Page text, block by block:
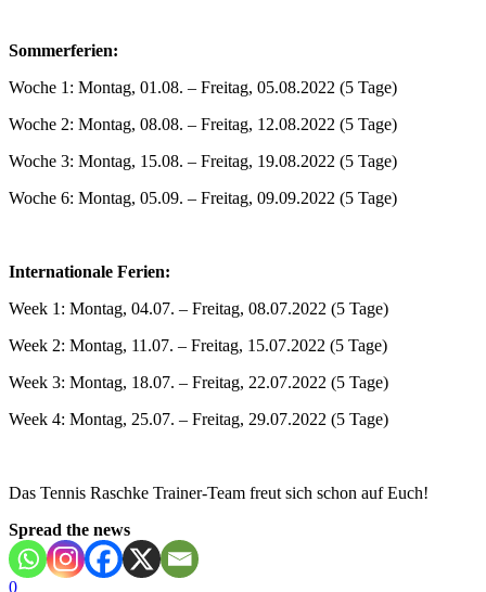
Sommerferien:
Woche 1: Montag, 01.08. – Freitag, 05.08.2022 (5 Tage)
Woche 2: Montag, 08.08. – Freitag, 12.08.2022 (5 Tage)
Woche 3: Montag, 15.08. – Freitag, 19.08.2022 (5 Tage)
Woche 6: Montag, 05.09. – Freitag, 09.09.2022 (5 Tage)
Internationale Ferien:
Week 1: Montag, 04.07. – Freitag, 08.07.2022 (5 Tage)
Week 2: Montag, 11.07. – Freitag, 15.07.2022 (5 Tage)
Week 3: Montag, 18.07. – Freitag, 22.07.2022 (5 Tage)
Week 4: Montag, 25.07. – Freitag, 29.07.2022 (5 Tage)
Das Tennis Raschke Trainer-Team freut sich schon auf Euch!
Spread the news
0